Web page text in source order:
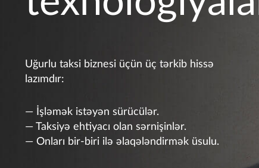
Uğurlu taksi biznesi üçün üç tərkib hissə
lazımdır:
— İşləmək istəyən sürücülər.
— Taksiyə ehtiyacı olan sərnişinlər.
— Onları bir-biri ilə əlaqələndirmək üsulu.